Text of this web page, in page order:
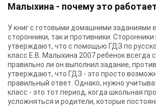
Малыхина - почему это
У книг с готовыми домашними заданиями
сторонники, так и противники. Сторонники
утверждают, что с помощью ГДЗ по
класс Е.В. Малыхина 2007 ребенок всегда
правильно ли он выполнил задание,
утверждают, что ГДЗ - это просто
правильный ответ. Однако, нужно
класс - это тот период, когда школьная
усложняться и родители, которые